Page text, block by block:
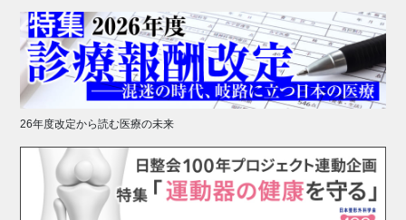
26年度改定から読む医療の未来